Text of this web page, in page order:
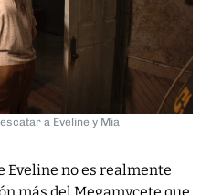
a Eveline y Mia
Eveline no es realmente
más del Megamycete que